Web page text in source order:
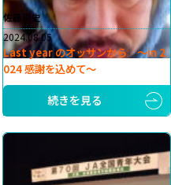
佐藤崇史
2024.08.05
Last year のオッサンから 〜in 2
024 感謝を込めて〜
続きを見る